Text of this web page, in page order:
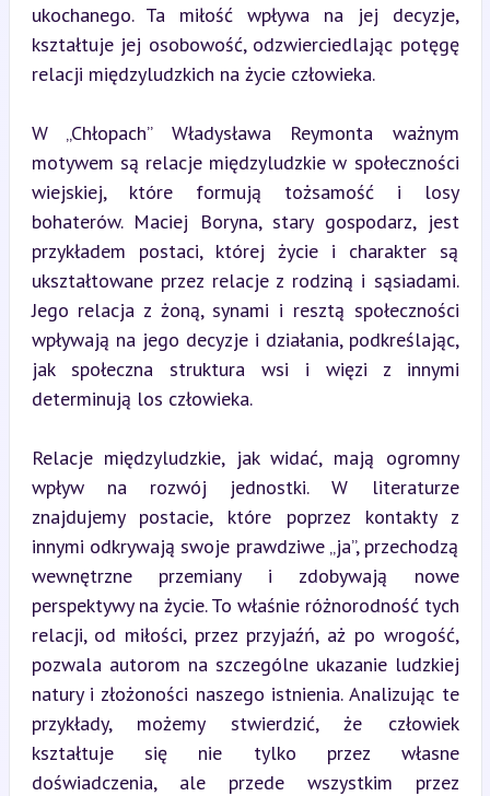
ukochanego. Ta miłość wpływa na jej decyzje,
kształtuje jej osobowość, odzwierciedlając potęgę
relacji międzyludzkich na życie człowieka.
W „Chłopach” Władysława Reymonta ważnym
motywem są relacje międzyludzkie w społeczności
wiejskiej, które formują tożsamość i losy
bohaterów. Maciej Boryna, stary gospodarz, jest
przykładem postaci, której życie i charakter są
ukształtowane przez relacje z rodziną i sąsiadami.
Jego relacja z żoną, synami i resztą społeczności
wpływają na jego decyzje i działania, podkreślając,
jak społeczna struktura wsi i więzi z innymi
determinują los człowieka.
Relacje międzyludzkie, jak widać, mają ogromny
wpływ na rozwój jednostki. W literaturze
znajdujemy postacie, które poprzez kontakty z
innymi odkrywają swoje prawdziwe „ja”, przechodzą
wewnętrzne przemiany i zdobywają nowe
perspektywy na życie. To właśnie różnorodność tych
relacji, od miłości, przez przyjaźń, aż po wrogość,
pozwala autorom na szczególne ukazanie ludzkiej
natury i złożoności naszego istnienia. Analizując te
przykłady, możemy stwierdzić, że człowiek
kształtuje się nie tylko przez własne
doświadczenia, ale przede wszystkim przez